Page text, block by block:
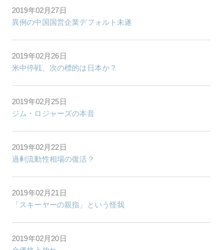
2019年02月27日
異例の中国国営企業デフォルト未遂
2019年02月26日
米中停戦、次の標的は日本か？
2019年02月25日
ジム・ロジャーズの本音
2019年02月22日
過剰流動性相場の復活？
2019年02月21日
「スキーヤーの親指」という怪我
2019年02月20日